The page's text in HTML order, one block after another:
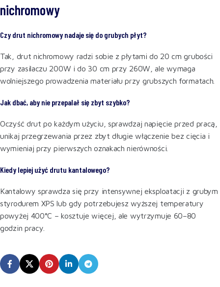
nichromowy
Czy drut nichromowy nadaje się do grubych płyt?
Tak, drut nichromowy radzi sobie z płytami do 20 cm grubości
przy zasilaczu 200W i do 30 cm przy 260W, ale wymaga
wolniejszego prowadzenia materiału przy grubszych formatach.
Jak dbać, aby nie przepalał się zbyt szybko?
Oczyść drut po każdym użyciu, sprawdzaj napięcie przed pracą,
unikaj przegrzewania przez zbyt długie włączenie bez cięcia i
wymieniaj przy pierwszych oznakach nierówności.
Kiedy lepiej użyć drutu kantalowego?
Kantalowy sprawdza się przy intensywnej eksploatacji z grubym
styrodurem XPS lub gdy potrzebujesz wyższej temperatury
powyżej 400°C – kosztuje więcej, ale wytrzymuje 60–80
godzin pracy.